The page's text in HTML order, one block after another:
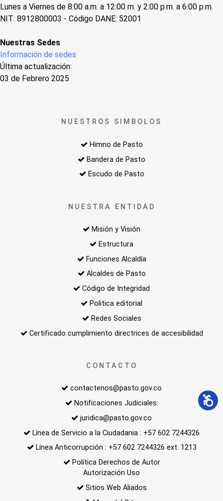
Lunes a Viernes de 8:00 a.m. a 12:00 m. y 2:00 p.m. a 6:00 p.m.
NIT: 8912800003 - Código DANE: 52001
Nuestras Sedes
Información de sedes
Última actualización:
03 de Febrero 2025
NUESTROS SIMBOLOS
Himno de Pasto
Bandera de Pasto
Escudo de Pasto
NUESTRA ENTIDAD
Misión y Visión
Estructura
Funciones Alcaldía
Alcaldes de Pasto
Código de Integridad
Politica editorial
Redes Sociales
Certificado cumplimiento directrices de accesibilidad
CONTACTO
contactenos@pasto.gov.co
Notificaciones Judiciales:
juridica@pasto.gov.co
Línea de Servicio a la Ciudadania : +57 602 7244326
Línea Anticorrupción : +57 602 7244326 ext. 1213
Política Derechos de Autor
Autorización Uso
Sitios Web Aliados